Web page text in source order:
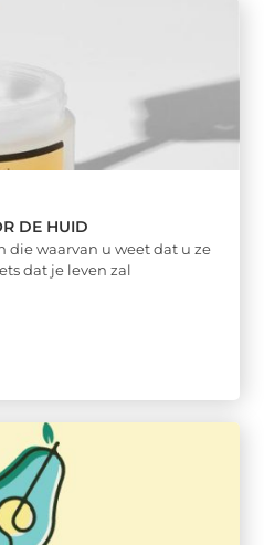
DE HUID
die waarvan u weet dat u ze
dat je leven zal